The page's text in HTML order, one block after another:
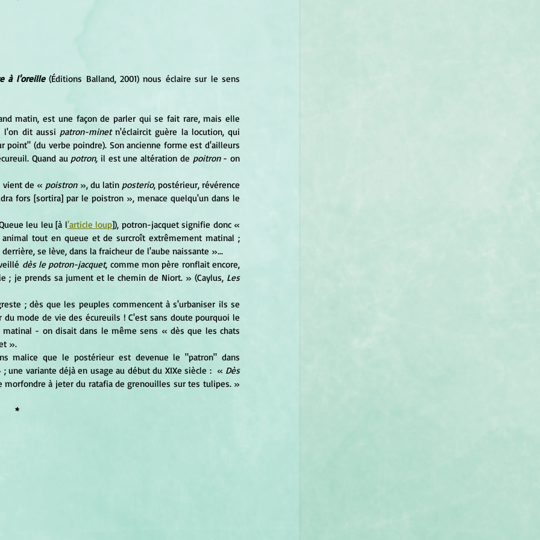
à l'oreille (Éditions Balland, 2001) nous éclaire sur le sens
matin, est une façon de parler qui se fait rare, mais elle
l'on dit aussi patron-minet n'éclaircit guère la locution, qui
(du verbe poindre). Son ancienne forme est d'ailleurs
Quand au potron, il est une altération de poitron - on
vient de «
poistron », du latin posterio, postérieur, révérence
leu leu [à l
'article loup]), potron-jacquet signifie donc «
tout en queue et de surcroît extrêmement matinal ;
se lève, dans la fraicheur de l'aube naissante »...
dès le potron-jacquet, comme mon père ronflait encore,
; je prends sa jument et le chemin de Niort. » (Caylus,
Les
mode de vie des écureuils ! C'est sans doute pourquoi le
- on disait dans le même sens « dès que les chats
».
variante déjà en usage au début du XIXe siècle :  « Dès
à jeter du ratafia de grenouilles sur tes tulipes. »
*